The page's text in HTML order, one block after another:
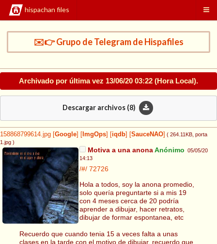
hispachan files
✉️👉 Grupo de Telegram de Hispafiles
Archivado por última vez 13/06/20 03:22 (Hora Local).
Descargar archivos (8)
158868799614.jpg Google ImgOps iqdb SauceNAO ( 264.11KB , porta
1.jpg )
Motiva a una anonaAnónimo 05/05/20
14:13
/#/ 72726
Hola a todos, soy la anona promedio,
solo quería preguntarte si a mis 19
con 4 meses cerca de 20 podría
aprender a dibujar, hacer retratos,
dibujar de formar espontanea, etc
Recuerdo que cuando tenia 15 a veces falta a unas
clases en la tarde con el motivo de dibujar, recuerdo que